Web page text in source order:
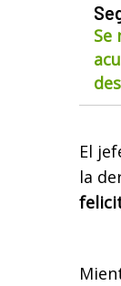
Se
El
la